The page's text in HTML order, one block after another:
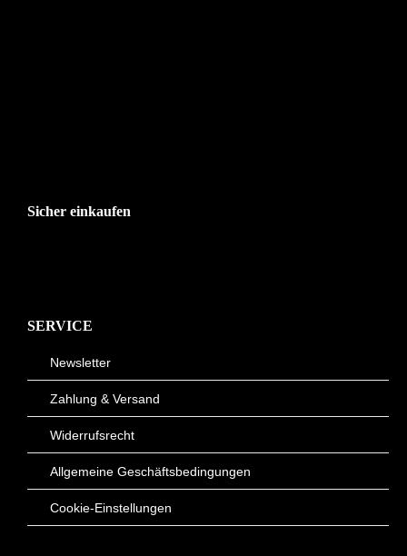
Sicher einkaufen
SERVICE
Newsletter
Zahlung & Versand
Widerrufsrecht
Allgemeine Geschäftsbedingungen
Cookie-Einstellungen